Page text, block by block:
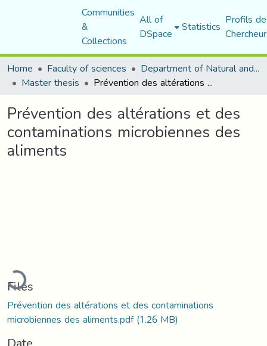
Communities
&
Collections
All of
DSpace Statistics Profils
Home
Faculty of sciences Department of Natural and Life Sciences
Master thesis Prévention des altérations et des contaminations microbiennes des aliments
Prévention des altérations et des
contaminations microbiennes des
aliments
Loading...
Files
Prévention des altérations et des contaminations
microbiennes des aliments.pdf(1.26 MB)